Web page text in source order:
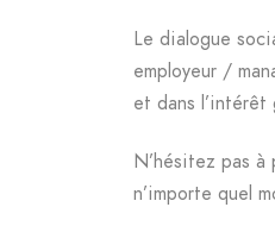
Le dialogue
employeur /
et dans l’intérêt
N’hésitez pas
n’importe quel